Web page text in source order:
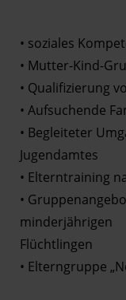
• soziales
• Mutter-Kind-
• Qualifizierung
• Aufsuchende
• Begleiteter
Jugendamtes
• Elterntraining
•
minderjährigen
Flüchtlingen
• Elterngruppe